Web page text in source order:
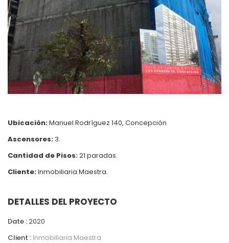
Ubicación:Manuel Rodríguez 140, Concepción
Ascensores: 3.
Cantidad de Pisos:21 paradas.
Cliente:Inmobiliaria Maestra.
DETALLES DEL PROYECTO
Date :2020
Client : Inmobiliaria Maestra